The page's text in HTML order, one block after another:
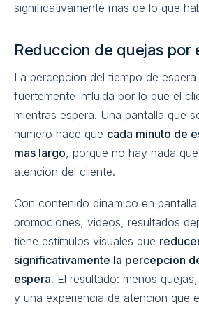
significativamente mas de lo que
Reduccion de quejas por
La percepcion del tiempo de
fuertemente influida por lo que el
mientras espera. Una pantalla que
numero hace que cada minuto de
mas largo, porque no hay nada
atencion del cliente.
Con contenido dinamico en
promociones, videos, resultados
tiene estimulos visuales que
significativamente la percepcion
espera. El resultado: menos
y una experiencia de atencion que